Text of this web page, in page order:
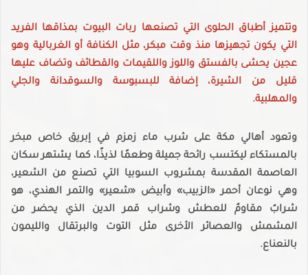
وتتميز أطباق الحلوى التي تصنعها ربات البيوت بمذاقها الفريد
التي يكون تجهيزها منذ وقت مبكر، مثل الكنافة أو الغربالية وهو
عجين يحشى بالفستق واللوز واللقيمات والقطائف وتضاف عليها
قليل من الشيرة، إضافة للبسبوسة والسوقدانة والجلي
والمهلبية.
وتعود أهالي مكة على شرب ماء زمزم في إبريق خاص مبخر
بالمستكاء ليكتسب رائحة جميلة وطعمًا لذيذًا، كما يشتهر سكان
العاصمة المقدسة بمشروب السوبيا التي تصنع من الشعير،
وهي نوعان أحمر «الزبيب» وأبيض «شعير» والتمر الهندي، هو
شرابٌ مقاومٌ للعطش وشراب قمر الدين الذي يحضر من
المشمش والعصائر الأخرى مثل التوت والبرتقال والليمون
بالنعناع.